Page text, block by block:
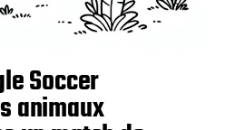
Soccer
animaux